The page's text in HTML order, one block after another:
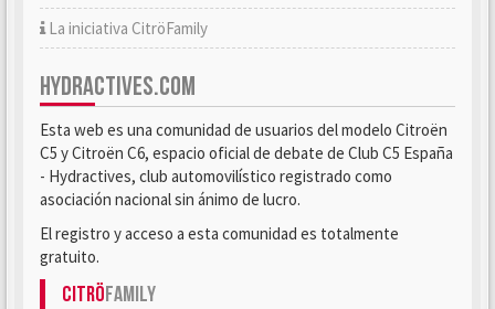
La iniciativa CitröFamily
HYDRACTIVES.COM
Esta web es una comunidad de usuarios del modelo Citroën
C5 y Citroën C6, espacio oficial de debate de Club C5 España
- Hydractives, club automovilístico registrado como
asociación nacional sin ánimo de lucro.
El registro y acceso a esta comunidad es totalmente
gratuito.
CitröFamily